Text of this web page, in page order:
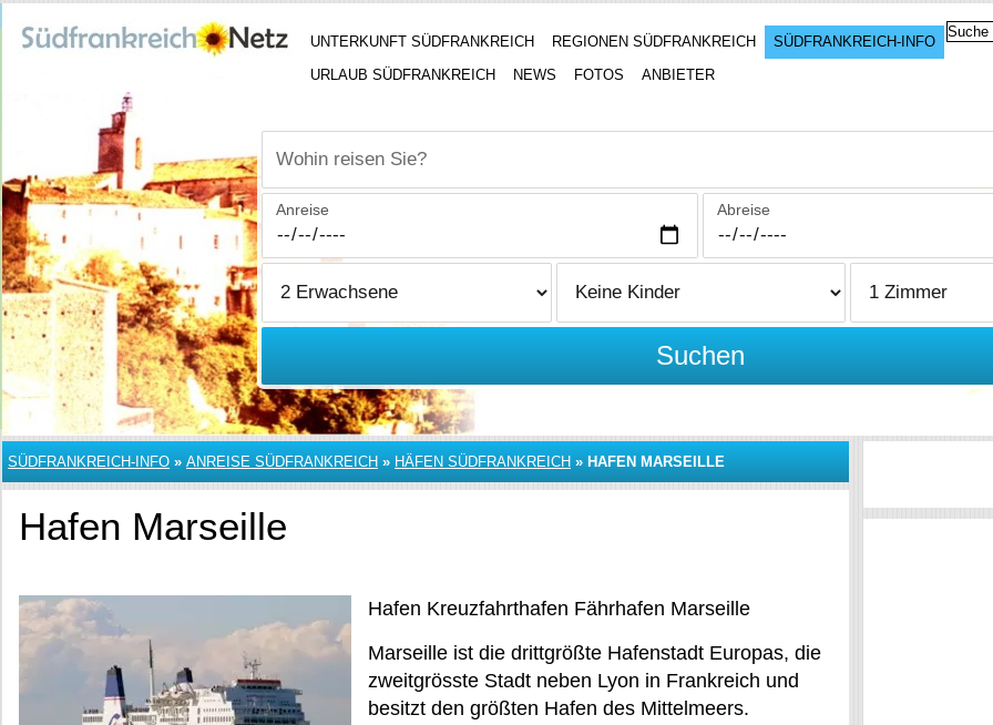
UNTERKUNFT SÜDFRANKREICH REGIONEN SÜDFRANKREICH
SÜDFRANKREICH-INFO
URLAUB SÜDFRANKREICH
NEWS FOTOS ANBIETER
Wohin reisen Sie?
Anreise Abreise
Suchen
SÜDFRANKREICH-INFO » ANREISE SÜDFRANKREICH » HÄFEN SÜDFRANKREICH » HAFEN MARSEILLE
Hafen Marseille
Hafen Kreuzfahrthafen Fährhafen Marseille
Marseille ist die drittgrößte Hafenstadt Europas, die
zweitgrösste Stadt neben Lyon in Frankreich und
besitzt den größten Hafen des Mittelmeers.